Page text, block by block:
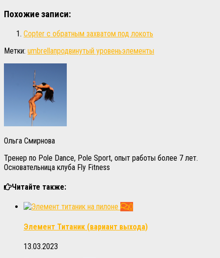
Похожие записи:
Copter с обратным захватом под локоть
Метки: umbrellaпродвинутый уровеньэлементы
Ольга Смирнова
Тренер по Pole Dance, Pole Sport, опыт работы более 7 лет.
Основательница клуба Fly Fitness
Читайте также:
0
Элемент Титаник (вариант выхода)
13.03.2023